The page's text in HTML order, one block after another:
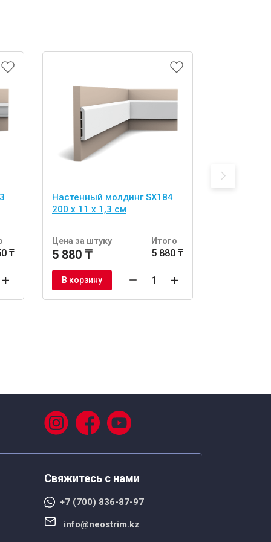
₸
Настенный молдинг SX184
200 х 11 х 1,3 см
Цена за штуку
5 880 ₸
Итого
5 880 ₸
В корзину
Свяжитесь с нами
+7 (700) 836-87-97
info@neostrim.kz